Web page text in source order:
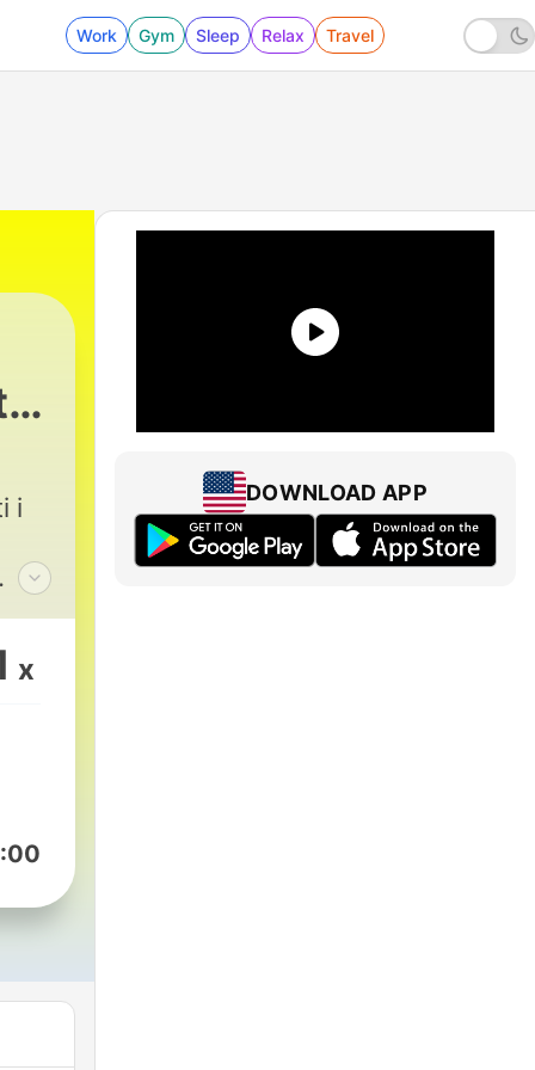
Work Gym Sleep Relax Travel
i
x
DOWNLOAD APP